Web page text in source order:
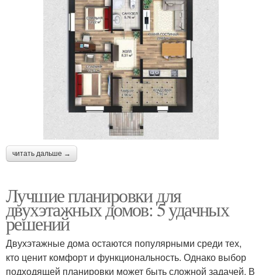
читать дальше →
Лучшие планировки для
двухэтажных домов: 5 удачных
решений
Двухэтажные дома остаются популярными среди тех,
кто ценит комфорт и функциональность. Однако выбор
подходящей планировки может быть сложной задачей. В